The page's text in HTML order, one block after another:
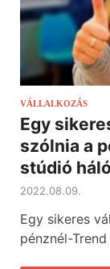
VÁLLALKOZÁS
Egy
szólnia a
stúdió
2022.08.09.
Egy sikeres
pénznél-